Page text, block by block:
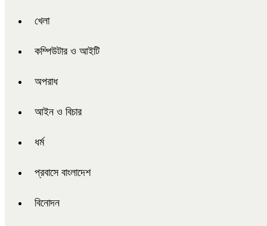
খেলা
কম্পিউটার ও আইটি
অপরাধ
আইন ও বিচার
ধর্ম
প্রবাসে বাংলাদেশ
বিনোদন